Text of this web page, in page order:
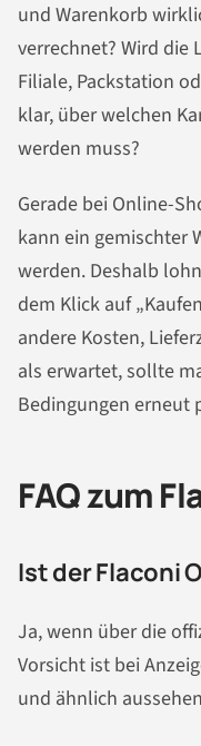
und Warenkorb
verrechnet? Wird die
Filiale, Packstation
klar, über welchen
werden muss?
Gerade bei Online-
kann ein gemischter
werden. Deshalb
dem Klick auf
andere Kosten,
als erwartet, sollte
Bedingungen erneut
FAQ zum
Ist der Flaconi
Ja, wenn über die
Vorsicht ist bei
und ähnlich